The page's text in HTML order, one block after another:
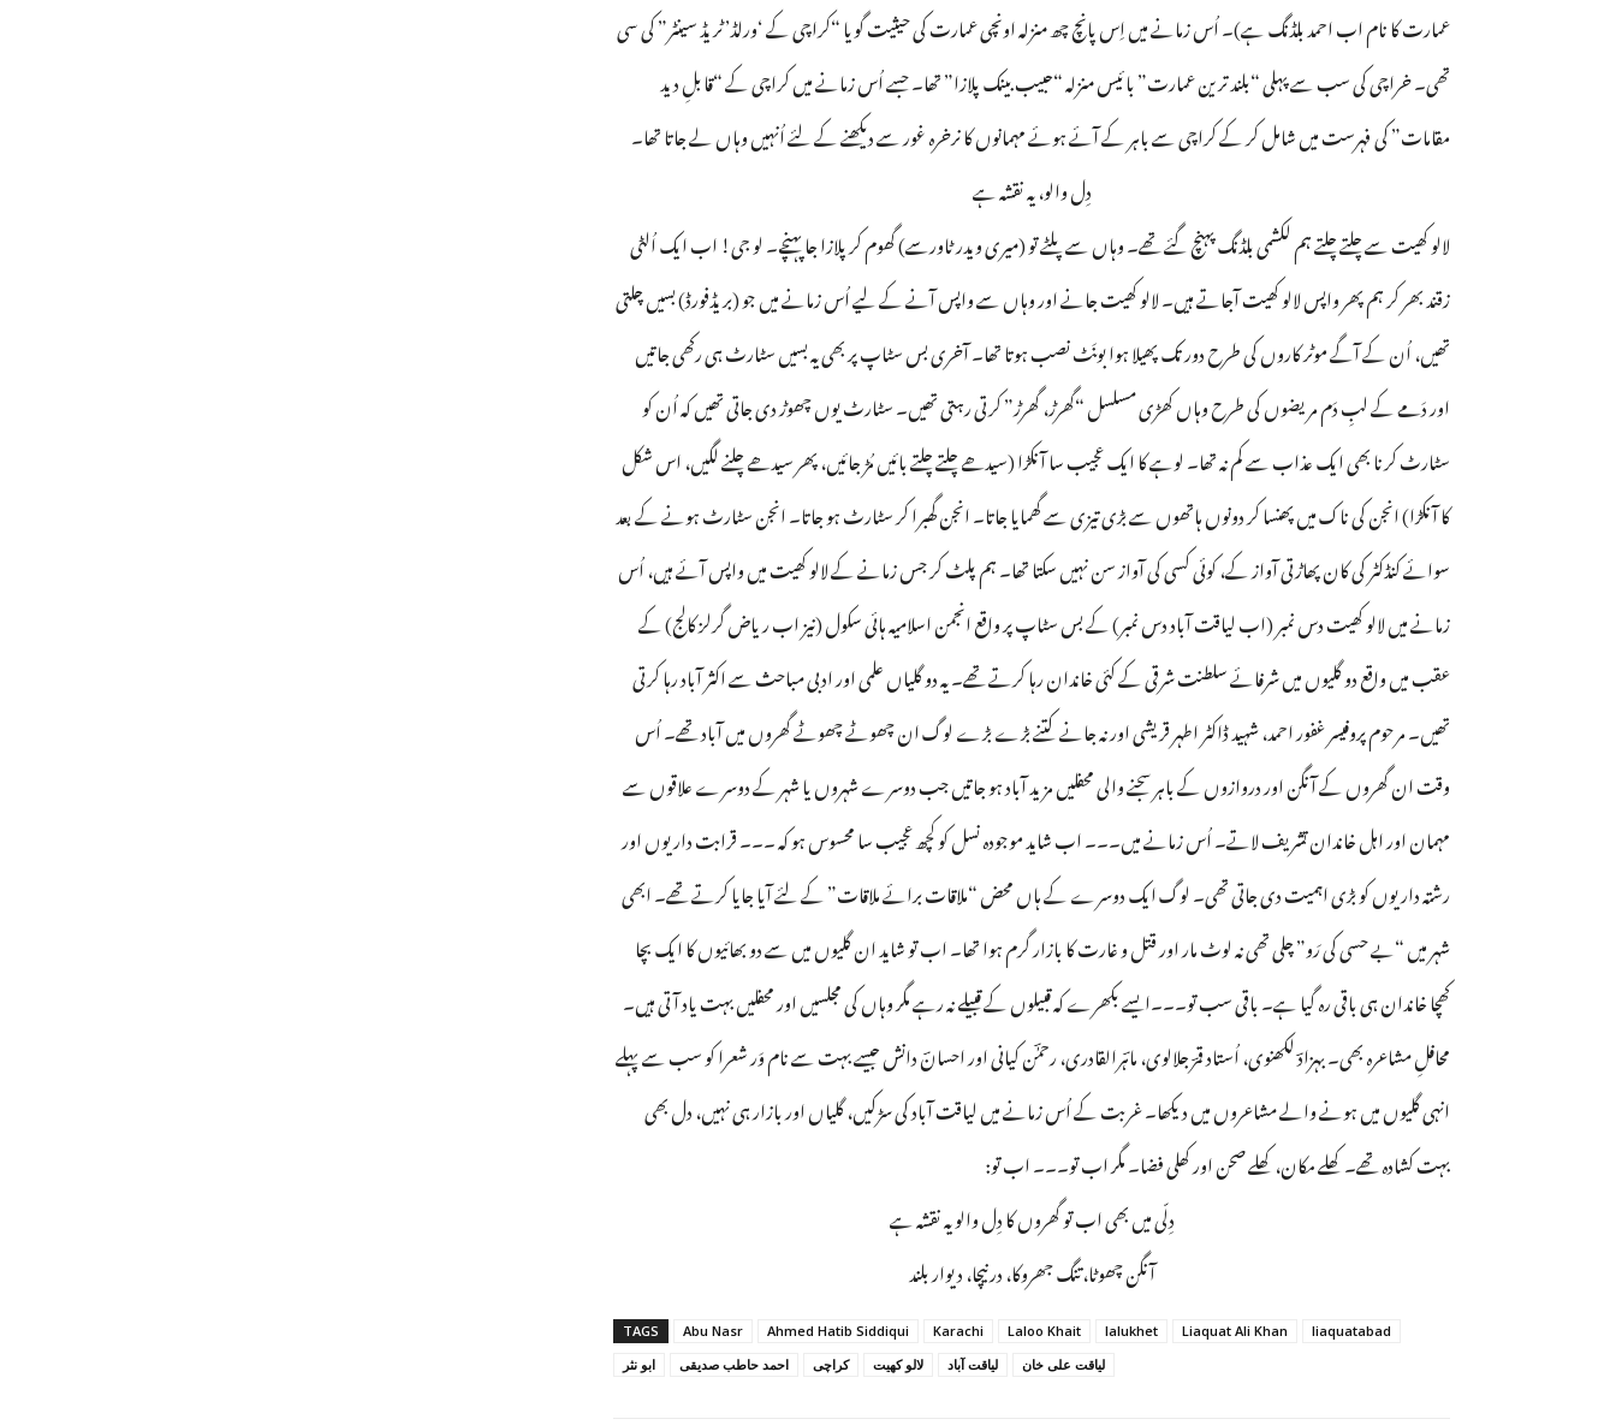
عمارت کا نام اب احمد بلڈنگ ہے)۔ اُس زمانے میں اِس پانچ چھ منزلہ اونچی عمارت کی حیثیت گویا “کراچی کے ‘ورلڈ’ ٹریڈ سینٹر” کی سی
تھی۔ خراچی کی سب سے پہلی “بلند ترین عمارت” بائیس منزلہ “حبیب بینک پلازا” تھا۔ جسے اُس زمانے میں کراچی کے “قابلِ دید
مقامات” کی فہرست میں شامل کر کے کراچی سے باہر کے آئے ہوئے مہمانوں کا نرخرہ غور سے دیکھنے کے لئے اُنہیں وہاں لے جاتا تھا۔
دِل والو، یہ نقشہ ہے
لالو کھیت سے چلتے چلتے ہم لکشمی بلڈنگ پہنچ گئے تھے۔ وہاں سے پلٹے تو (میری ویدر ٹاورسے) گھوم کر پلازا جا پہنچے۔ لو جی! اب ایک اُلٹی
زقند بھر کر ہم پھر واپس لالو کھیت آجاتے ہیں۔ لالو کھیت جانے اور وہاں سے واپس آنے کے لیے اُس زمانے میں جو (بریڈفورڈ) بسیں چلتی
تھیں، اُن کے آگے موٹر کاروں کی طرح دور تک پھیلا ہوا بونَٹ نصب ہوتا تھا۔ آخری بس سٹاپ پر بھی یہ بسیں سٹارٹ ہی رکھی جاتیں
اور دَمے کے لبِ دَم مریضوں کی طرح وہاں کھڑی مسلسل “گھرڑ، گھرڑ” کرتی رہتی تھیں۔ سٹارٹ یوں چھوڑ دی جاتی تھیں کہ اُن کو
سٹارٹ کرنا بھی ایک عذاب سے کم نہ تھا۔ لوہے کا ایک عجیب سا آنکڑا (سیدھے چلتے چلتے بائیں مُڑ جائیں، پھر سیدھے چلنے لگیں، اس شکل
کا آنکڑا) انجن کی ناک میں پھنسا کر دونوں ہاتھوں سے بڑی تیزی سے گھمایا جاتا۔ انجن گھبرا کر سٹارٹ ہو جاتا۔ انجن سٹارٹ ہونے کے بعد
سوائے کنڈکٹر کی کان پھاڑتی آواز کے، کوئی کسی کی آواز سن نہیں سکتا تھا۔ ہم پلٹ کر جس زمانے کے لالو کھیت میں واپس آئے ہیں، اُس
زمانے میں لالو کھیت دس نمبر (اب لیاقت آباد دس نمبر) کے بس سٹاپ پر واقع انجمن اسلامیہ ہائی سکول (نیز اب ریاض گرلز کالج) کے
عقب میں واقع دو گلیوں میں شرفائے سلطنت شرقی کے کئی خاندان رہا کرتے تھے۔ یہ دو گلیاں علمی اور ادبی مباحث سے اکثر آباد رہا کرتی
تھیں۔ مرحوم پروفیسر غفور احمد، شہید ڈاکٹر اطہر قریشی اور نہ جانے کتنے بڑے بڑے لوگ ان چھوٹے چھوٹے گھروں میں آباد تھے۔ اُس
وقت ان گھروں کے آنگن اور دروازوں کے باہر سجنے والی محفلیں مزید آباد ہو جاتیں جب دوسرے شہروں یا شہر کے دوسرے علاقوں سے
مہمان اور اہل خاندان تشریف لاتے۔ اُس زمانے میں۔۔۔ اب شاید موجودہ نسل کو کچھ عجیب سا محسوس ہو کہ ۔۔۔ قرابت داریوں اور
رشتہ داریوں کو بڑی اہمیت دی جاتی تھی۔ لوگ ایک دوسرے کے ہاں محض “ملاقات برائے ملاقات” کے لئے آیا جایا کرتے تھے۔ ابھی
شہر میں “بے حسی کی رَو” چلی تھی نہ لوٹ مار اور قتل و غارت کا بازار گرم ہوا تھا۔ اب تو شاید ان گلیوں میں سے دو بھائیوں کا ایک بچا
کھچا خاندان ہی باقی رہ گیا ہے۔ باقی سب تو۔۔۔ایسے بکھرے کہ قبیلوں کے قبیلے نہ رہے مگر وہاں کی مجلسیں اور محفلیں بہت یاد آتی ہیں۔
محافلِ مشاعرہ بھی۔ بہزادؔ لکھنوی، اُستاد قمرؔ جلالوی، ماہؔرالقادری، رحمٰؔن کیانی اور احسانؔ دانش جیسے بہت سے نام وَر شعرا کو سب سے پہلے
انہی گلیوں میں ہونے والے مشاعروں میں دیکھا۔ غربت کے اُس زمانے میں لیاقت آباد کی سڑکیں، گلیاں اور بازار ہی نہیں، دل بھی
بہت کشادہ تھے۔ کھلے مکان، کھلے صحن اور کھلی فضا۔ مگر اب تو۔۔۔ اب تو:
دِلّی میں بھی اب تو گھروں کا دِل والو یہ نقشہ ہے
آنگن چھوٹا، تنگ جھروکا، در نیچا، دیوار بلند
TAGS Abu Nasr Ahmed Hatib Siddiqui Karachi Laloo Khait lalukhet Liaquat Ali Khan
liaquatabad
ابو نثر
احمد حاطب صدیقی کراچی لالو کھیت لیاقت آباد لیاقت علی خان